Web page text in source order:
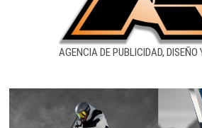
AGENCIA DE PUBLICIDAD, DISEÑO